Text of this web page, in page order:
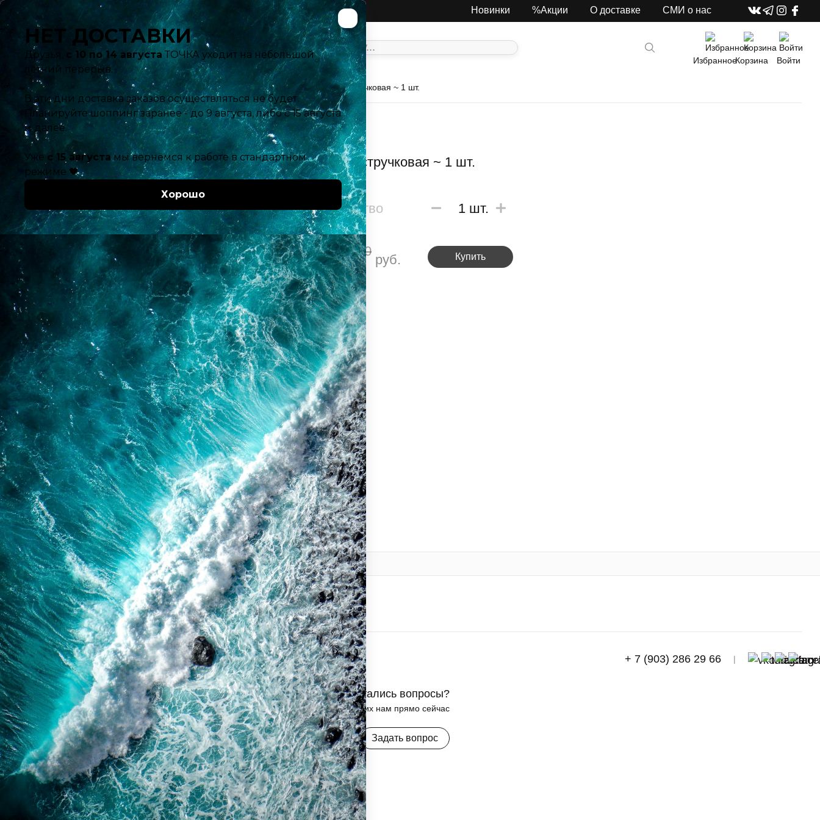
Ближайшая доставка: 09.08.2026 с 10:00 Ваш город: Москва Новинки %Акции О доставке СМИ о нас
ИзбранноеКорзина Войти
Главная Бакалея, заморозка Сахар, соль, приправы, специи Ваниль стручковая ~ 1 шт.
290
руб.
Ваниль стручковая ~ 1 шт.
Количество 1 шт.
150290
руб. Купить
+ 7 (903) 286 29 66 |
Поддержка
Контакты
Как вернуть или обменять
Доставка и оплата
Покупателям
Программа лояльности
Подарочные сертификаты
Для регионов
Агротуризм
Рецепты
Бизнесу
Мы принимаем:
Остались вопросы?
Задайте их нам прямо сейчас
Задать вопрос